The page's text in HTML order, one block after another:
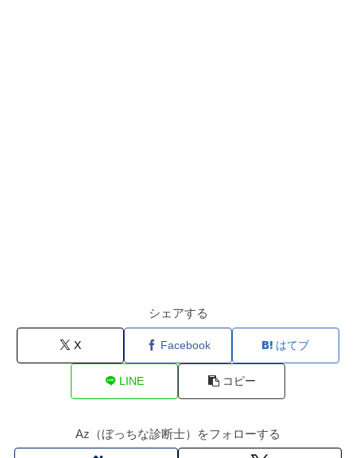
シェアする
X Facebook はてブ
LINE コピー
Az（ぼっちな診断士）をフォローする